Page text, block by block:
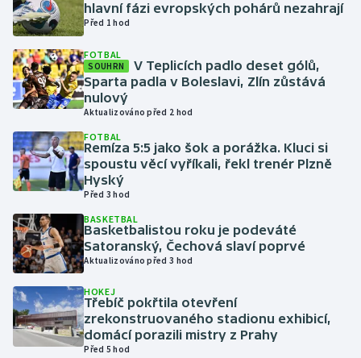
Jezdectví
Judo
Krasobruslení
Lezení
Lyže a snowboard
Moderní pětiboj
Motorsport
Olympijské hry
Parasport
hlavní fázi evropských pohárů nezahrají
Před 1 hod
FOTBAL
SOUHRN
V Teplicích padlo deset gólů,
Sparta padla v Boleslavi, Zlín zůstává
nulový
Aktualizováno před 2 hod
FOTBAL
Remíza 5:5 jako šok a porážka. Kluci si
spoustu věcí vyříkali, řekl trenér Plzně
Hyský
Před 3 hod
BASKETBAL
Basketbalistou roku je podeváté
Satoranský, Čechová slaví poprvé
Aktualizováno před 3 hod
HOKEJ
Třebíč pokřtila otevření
zrekonstruovaného stadionu exhibicí,
domácí porazili mistry z Prahy
Před 5 hod